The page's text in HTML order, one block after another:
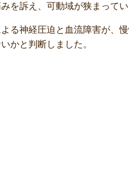
を訴え、可動域が狭まってい
る神経圧迫と血流障害が、
かと判断しました。